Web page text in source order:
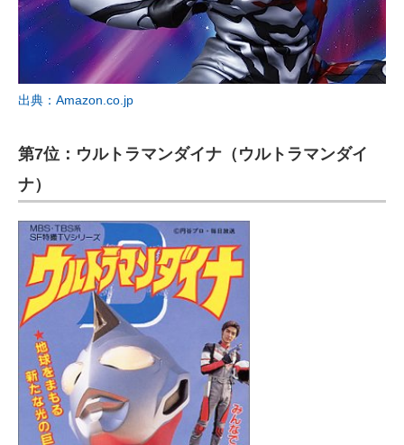
出典：Amazon.co.jp
第7位：ウルトラマンダイナ（ウルトラマンダイ
ナ）